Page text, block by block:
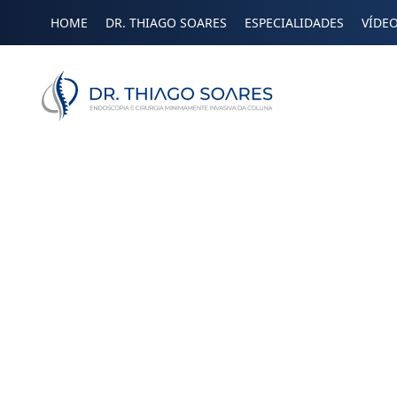
HOME DR. THIAGO SOARES ESPECIALIDADES